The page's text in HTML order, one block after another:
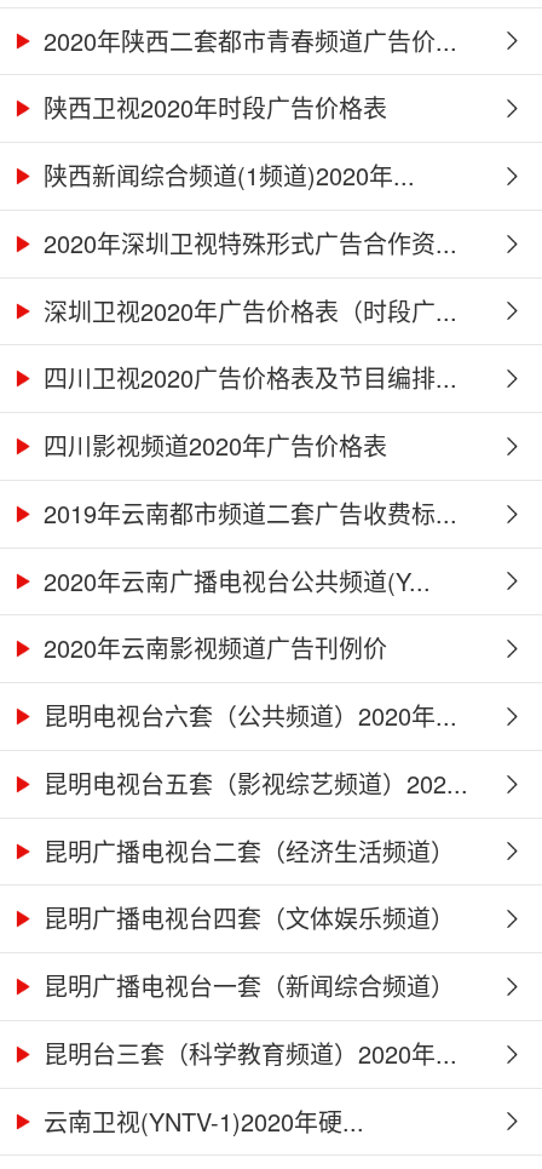
2020年陕西二套都市青春频道广告价...
陕西卫视2020年时段广告价格表
陕西新闻综合频道(1频道)2020年...
2020年深圳卫视特殊形式广告合作资...
深圳卫视2020年广告价格表（时段广...
四川卫视2020广告价格表及节目编排...
四川影视频道2020年广告价格表
2019年云南都市频道二套广告收费标...
2020年云南广播电视台公共频道(Y...
2020年云南影视频道广告刊例价
昆明电视台六套（公共频道）2020年...
昆明电视台五套（影视综艺频道）202...
昆明广播电视台二套（经济生活频道）
2... 昆明广播电视台四套（文体娱乐频道）
2... 昆明广播电视台一套（新闻综合频道）
2... 昆明台三套（科学教育频道）2020年...
云南卫视(YNTV-1)2020年硬...